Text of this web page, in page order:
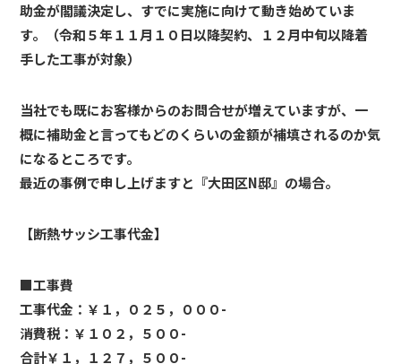
助金が閣議決定し、すでに実施に向けて動き始めていま
す。
（令和５年１１月１０日以降契約、１２月中旬以降着
手した工事が対象）
当社でも既にお客様からのお問合せが増えていますが、一
概に補助金と言ってもどのくらいの金額が補填されるのか気
になるところです。
最近の事例で申し上げますと『大田区N邸』の場合。
【断熱サッシ工事代金】
■工事費
工事代金：￥１，０２５，０００-
消費税：￥１０２，５００-
合計￥１，１２７，５００-